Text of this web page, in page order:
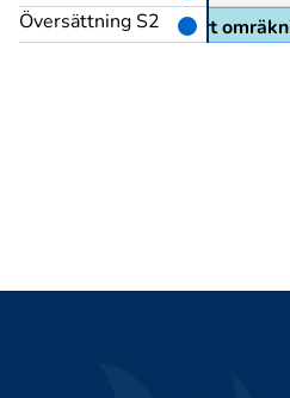
Översättning S2men vårt